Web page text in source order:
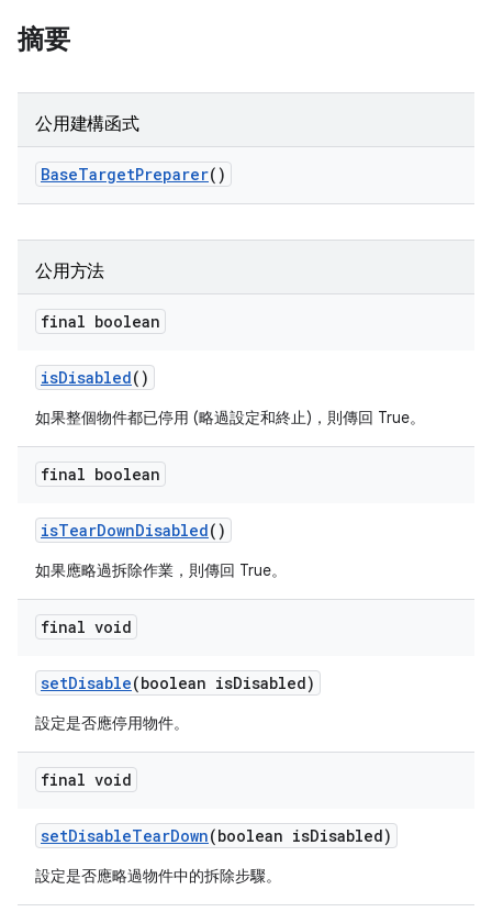
摘要
公用建構函式
BaseTargetPreparer()
公用方法
final boolean
isDisabled()
如果整個物件都已停用 (略過設定和終止)，則傳回 True。
final boolean
isTearDownDisabled()
如果應略過拆除作業，則傳回 True。
final void
setDisable(boolean isDisabled)
設定是否應停用物件。
final void
setDisableTearDown(boolean isDisabled)
設定是否應略過物件中的拆除步驟。